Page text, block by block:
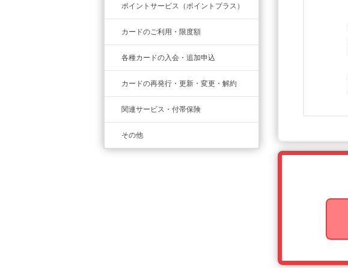
ポイントサービス（ポイントプラス）
カードのご利用・限度額
各種カードの入会・追加申込
カードの再発行・更新・変更・解約
関連サービス・付帯保険
その他